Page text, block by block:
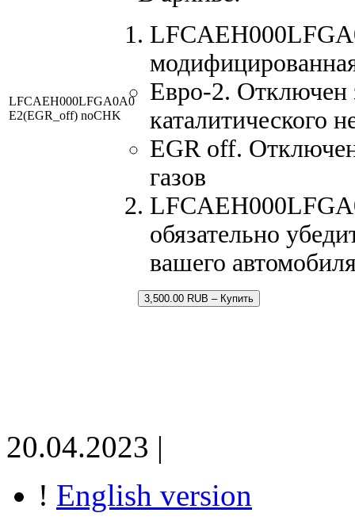
LFCAEH000LFGA0A0
E2(EGR_off) noCHK
Евро-2. Отключен
каталитического
EGR off.
газов
обязательно
вашего
3,500.00 RUB – Купить
20.04.2023 |
! English version